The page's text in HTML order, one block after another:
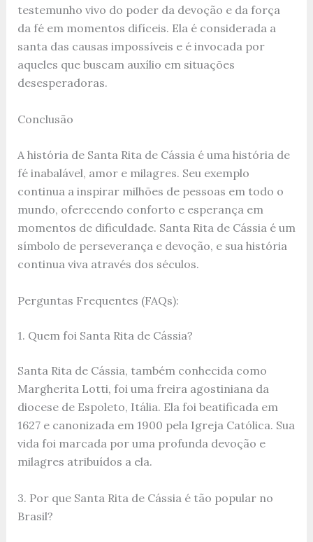
testemunho vivo do poder da devoção e da força
da fé em momentos difíceis. Ela é considerada a
santa das causas impossíveis e é invocada por
aqueles que buscam auxílio em situações
desesperadoras.
Conclusão
A história de Santa Rita de Cássia é uma história de
fé inabalável, amor e milagres. Seu exemplo
continua a inspirar milhões de pessoas em todo o
mundo, oferecendo conforto e esperança em
momentos de dificuldade. Santa Rita de Cássia é um
símbolo de perseverança e devoção, e sua história
continua viva através dos séculos.
Perguntas Frequentes (FAQs):
1. Quem foi Santa Rita de Cássia?
Santa Rita de Cássia, também conhecida como
Margherita Lotti, foi uma freira agostiniana da
diocese de Espoleto, Itália. Ela foi beatificada em
1627 e canonizada em 1900 pela Igreja Católica. Sua
vida foi marcada por uma profunda devoção e
milagres atribuídos a ela.
3. Por que Santa Rita de Cássia é tão popular no
Brasil?